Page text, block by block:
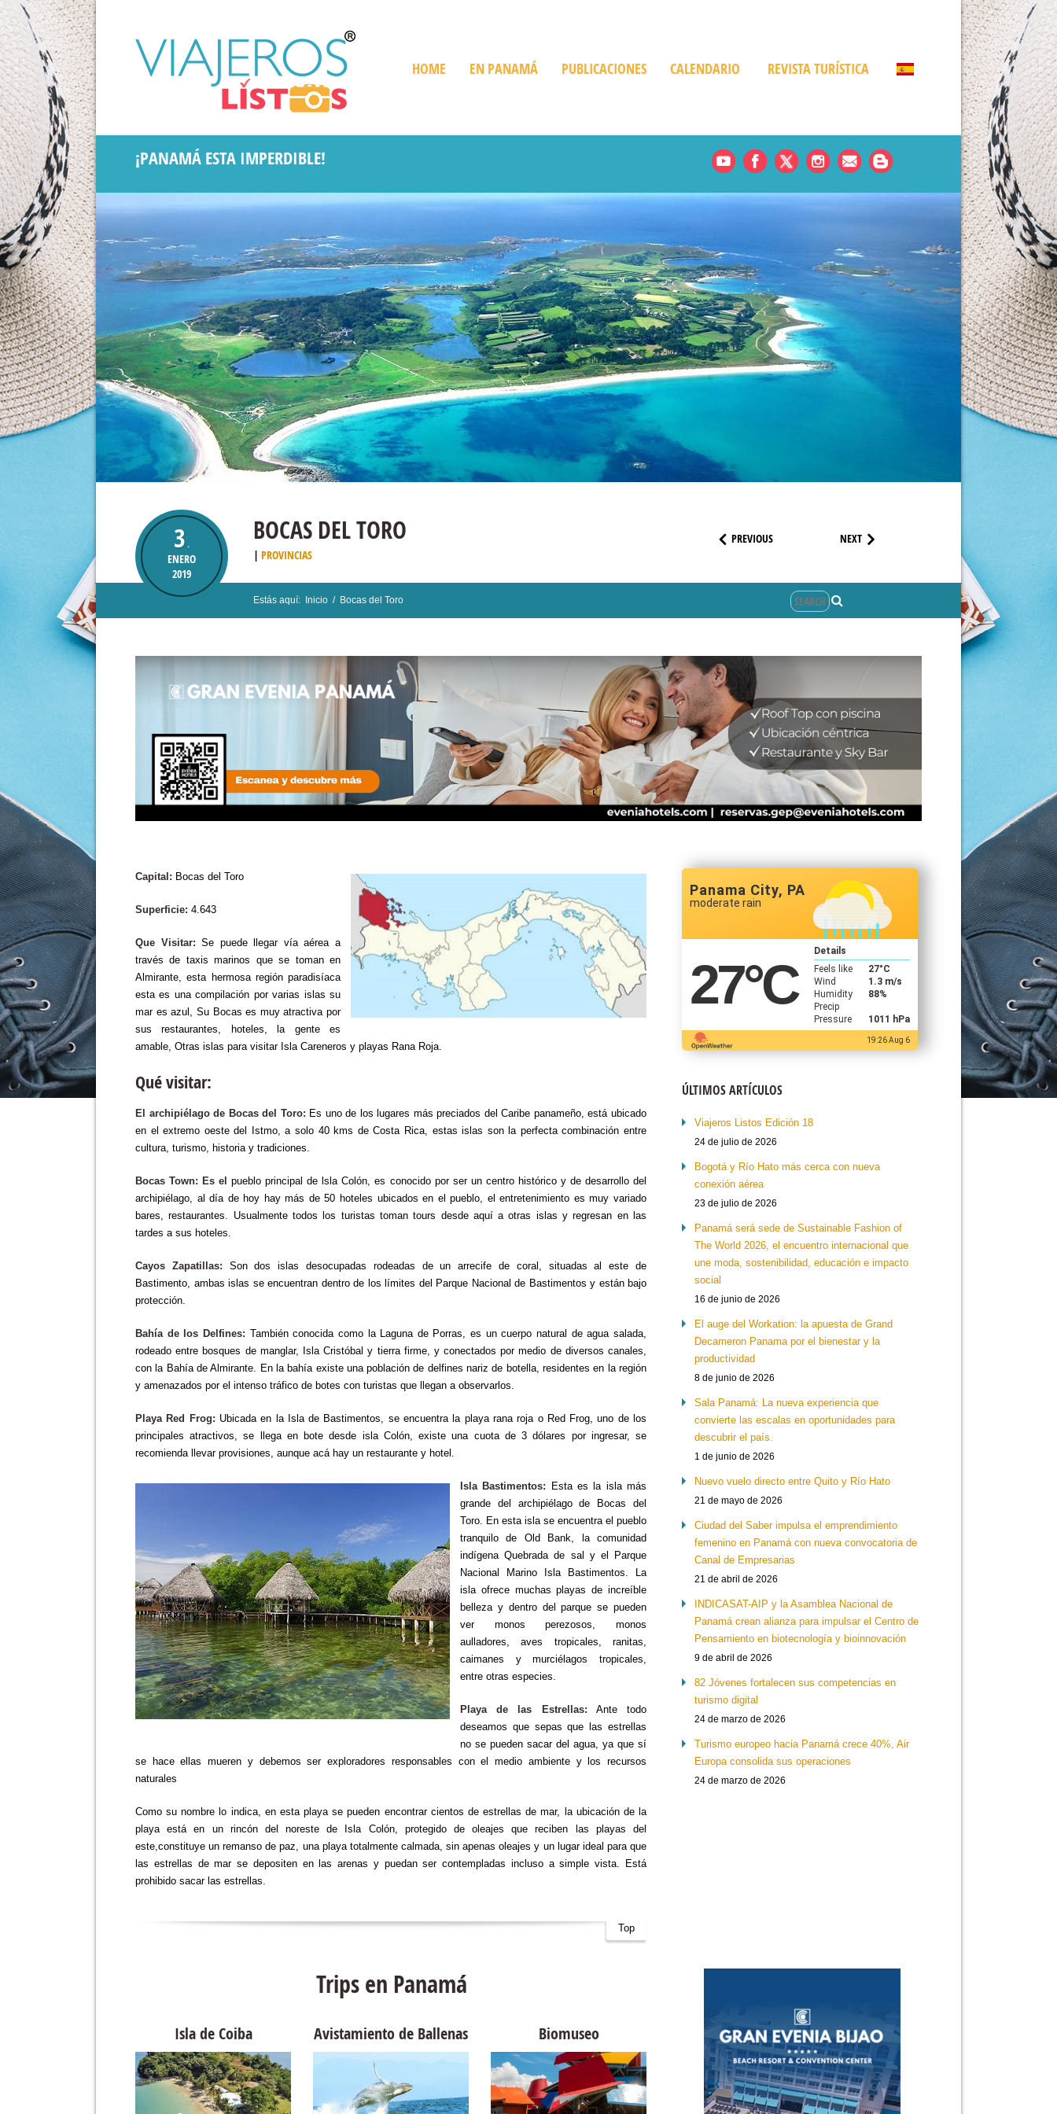
HOME EN PANAMÁ
Turismo Verde
PUBLICACIONES CALENDARIO REVISTA TURÍSTICA
¡PANAMÁ ESTA IMPERDIBLE!
3.
ENERO
2019
BOCAS DEL TORO
PROVINCIAS
PREVIOUS NEXT
Estás aquí: Inicio / Bocas del Toro
Capital: Bocas del Toro
Superficie: 4.643
Que Visitar: Se puede llegar vía aérea a
través de taxis marinos que se toman en
Almirante, esta hermosa región paradisíaca
esta es una compilación por varias islas su
mar es azul, Su Bocas es muy atractiva por
sus restaurantes, hoteles, la gente es
amable, Otras islas para visitar Isla Careneros y playas Rana Roja.
Qué visitar:
El archipiélago de Bocas del Toro: Es uno de los lugares más preciados del Caribe panameño, está ubicado
en el extremo oeste del Istmo, a solo 40 kms de Costa Rica, estas islas son la perfecta combinación entre
cultura, turismo, historia y tradiciones.
Bocas Town: Es el pueblo principal de lsla Colón, es conocido por ser un centro histórico y de desarrollo del
archipiélago, al día de hoy hay más de 50 hoteles ubicados en el pueblo, el entretenimiento es muy variado
bares, restaurantes. Usualmente todos los turistas toman tours desde aquí a otras islas y regresan en las
tardes a sus hoteles.
Cayos Zapatillas: Son dos islas desocupadas rodeadas de un arrecife de coral, situadas al este de
Bastimento, ambas islas se encuentran dentro de los límites del Parque Nacional de Bastimentos y están bajo
protección.
Bahía de los Delfines: También conocida como la Laguna de Porras, es un cuerpo natural de agua salada,
rodeado entre bosques de manglar, Isla Cristóbal y tierra firme, y conectados por medio de diversos canales,
con la Bahía de Almirante. En la bahía existe una población de delfines nariz de botella, residentes en la región
y amenazados por el intenso tráfico de botes con turistas que llegan a observarlos.
Playa Red Frog: Ubicada en la Isla de Bastimentos, se encuentra la playa rana roja o Red Frog, uno de los
principales atractivos, se llega en bote desde isla Colón, existe una cuota de 3 dólares por ingresar, se
recomienda llevar provisiones, aunque acá hay un restaurante y hotel.
Isla Bastimentos: Esta es la isla más
grande del archipiélago de Bocas del
Toro. En esta isla se encuentra el pueblo
tranquilo de Old Bank, la comunidad
indígena Quebrada de sal y el Parque
Nacional Marino Isla Bastimentos. La
isla ofrece muchas playas de increíble
belleza y dentro del parque se pueden
ver monos perezosos, monos
aulladores, aves tropicales, ranitas,
caimanes y murciélagos tropicales,
entre otras especies.
Playa de las Estrellas:
Ante todo
deseamos que sepas que las estrellas
no se pueden sacar del agua, ya que sí
se hace ellas mueren y debemos ser exploradores responsables con el medio ambiente y los recursos
naturales
Como su nombre lo indica, en esta playa se pueden encontrar cientos de estrellas de mar, la ubicación de la
playa está en un rincón del noreste de Isla Colón, protegido de oleajes que reciben las playas del
este,constituye un remanso de paz, una playa totalmente calmada, sin apenas oleajes y un lugar ideal para que
las estrellas de mar se depositen en las arenas y puedan ser contempladas incluso a simple vista. Está
prohibido sacar las estrellas.
Top
Panama City, PA
moderate rain
27°C
Details
Feels like
27°C
Wind
1.3 m/s
Humidity
88%
Precip
Pressure
1011 hPa
19:26 Aug 6
ÚLTIMOS ARTÍCULOS
Viajeros Listos Edición 18
24 de julio de 2026
Bogotá y Río Hato más cerca con nueva
conexión aérea
23 de julio de 2026
Panamá será sede de Sustainable Fashion of
The World 2026, el encuentro internacional que
une moda, sostenibilidad, educación e impacto
social
16 de junio de 2026
El auge del Workation: la apuesta de Grand
Decameron Panama por el bienestar y la
productividad
8 de junio de 2026
Sala Panamá: La nueva experiencia que
convierte las escalas en oportunidades para
descubrir el país.
1 de junio de 2026
Nuevo vuelo directo entre Quito y Río Hato
21 de mayo de 2026
Ciudad del Saber impulsa el emprendimiento
femenino en Panamá con nueva convocatoria de
Canal de Empresarias
21 de abril de 2026
INDICASAT-AIP y la Asamblea Nacional de
Panamá crean alianza para impulsar el Centro de
Pensamiento en biotecnología y bioinnovación
9 de abril de 2026
82 Jóvenes fortalecen sus competencias en
turismo digital
24 de marzo de 2026
Turismo europeo hacia Panamá crece 40%, Air
Europa consolida sus operaciones
24 de marzo de 2026
Trips en Panamá
Isla de Coiba Avistamiento de Ballenas Biomuseo Travesía por el Canal de Panamá Parque Metropolitano